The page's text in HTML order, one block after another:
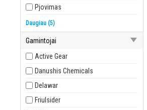
Pjovimas
Sandarinimas
Cheminės priemonės
Daugiau (5)
Gamintojai
Active Gear
Danushis Chemicals
Delawar
Friulsider